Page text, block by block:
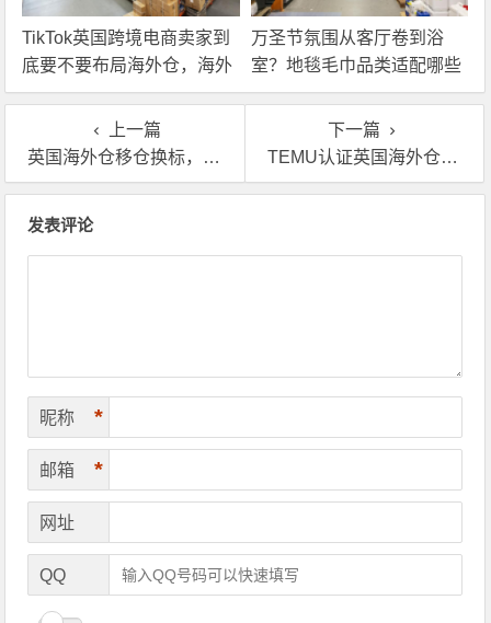
TikTok英国跨境电商卖家到
底要不要布局海外仓，海外
仓优势分析！
万圣节氛围从客厅卷到浴
室？地毯毛巾品类适配哪些
海外仓服务？
上一篇
英国海外仓移仓换标，卖家要注意些什么？
下一篇
TEMU认证英国海外仓的服务都有哪些？
发表评论
昵称 *
邮箱 *
网址
QQ